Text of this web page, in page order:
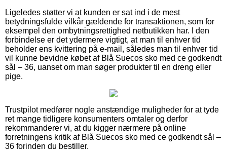
Ligeledes støtter vi at kunden er sat ind i de mest
betydningsfulde vilkår gældende for transaktionen, som for
eksempel den ombytningsrettighed netbutikken har. I den
forbindelse er det ydermere vigtigt, at man til enhver tid
beholder ens kvittering på e-mail, således man til enhver tid
vil kunne bevidne købet af Blå Suecos sko med ce godkendt
sål – 36, uanset om man søger produkter til en dreng eller
pige.
Trustpilot medfører nogle anstændige muligheder for at tyde
ret mange tidligere konsumenters omtaler og derfor
rekommanderer vi, at du kigger nærmere på online
forretningens kritik af Blå Suecos sko med ce godkendt sål –
36 forinden du bestiller.